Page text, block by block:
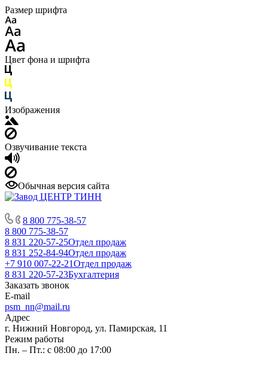
Размер шрифта
Цвет фона и шрифта
Изображения
Озвучивание текста
Обычная версия сайта
8 800 775-38-57
8 800 775-38-57
8 831 220-57-25Отдел продаж
8 831 252-84-94Отдел продаж
+7 910 007-22-21Отдел продаж
8 831 220-57-23Бухгалтерия
Заказать звонок
E-mail
psm_nn@mail.ru
Адрес
г. Нижний Новгород, ул. Памирская, 11
Режим работы
Пн. – Пт.: с 08:00 до 17:00